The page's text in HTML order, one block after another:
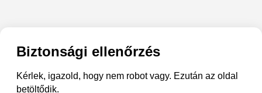
Biztonsági ellenőrzés
Kérlek, igazold, hogy nem robot vagy. Ezután az oldal
betöltődik.